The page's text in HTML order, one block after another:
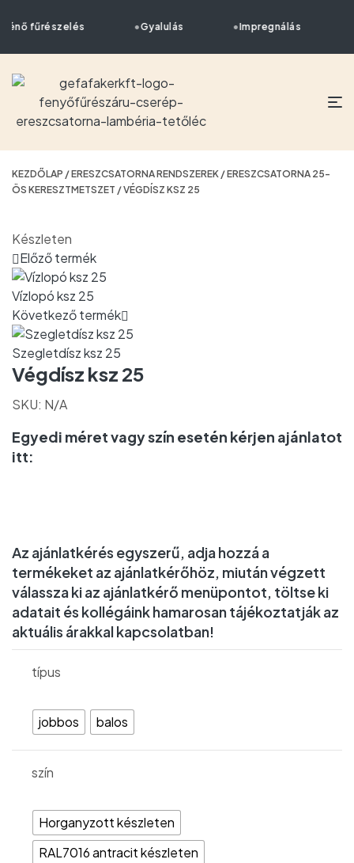
fűrészelés Gyalulás Impregnálás
KEZDŐLAP /ERESZCSATORNA RENDSZEREK /ERESZCSATORNA 25-
ÖS KERESZTMETSZET / VÉGDÍSZ KSZ 25
Készleten
Előző termék
Vízlopó ksz 25
Következő termék
Szegletdísz ksz 25
Végdísz ksz 25
SKU: N/A
Egyedi méret vagy szín esetén kérjen ajánlatot
itt:
Az ajánlatkérés egyszerű, adja hozzá a
termékeket az ajánlatkérőhöz, miután végzett
válassza ki az ajánlatkérő menüpontot, töltse ki
adatait és kollégáink hamarosan tájékoztatják az
aktuális árakkal kapcsolatban!
típus
jobbos balos
szín
Horganyzott készleten
RAL7016 antracit készleten